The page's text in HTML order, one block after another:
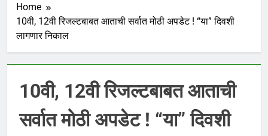
Home
10वी, 12वी रिजल्टबाबत आताची सर्वात मोठी अपडेट ! “या” दिवशी
लागणार निकाल
10वी, 12वी रिजल्टबाबत आताची
सर्वात मोठी अपडेट ! “या” दिवशी